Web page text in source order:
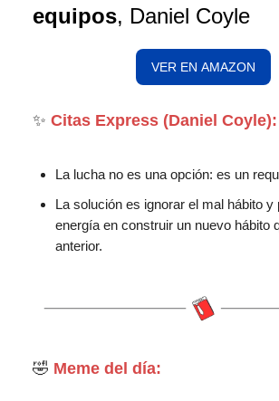
equipos, Daniel Coyle
VER EN AMAZON
✨ Citas Express (Daniel Coyle):
La lucha no es una opción: es un
La solución es ignorar el mal hábito y
energía en construir un nuevo hábito
anterior.
🤣 Meme del día: